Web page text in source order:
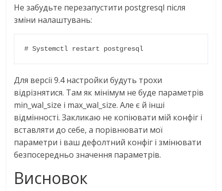
Не забудьте перезапустити postgresql після
зміни налаштувань:
# Systemctl restart postgresql
Для версії 9.4 настройки будуть трохи
відрізнятися. Там як мінімум не буде параметрів
min_wal_size і max_wal_size. Але є й інші
відмінності. Закликаю не копіювати мій конфіг і
вставляти до себе, а порівнювати мої
параметри і ваш дефолтний конфіг і змінювати
безпосередньо значення параметрів.
Висновок